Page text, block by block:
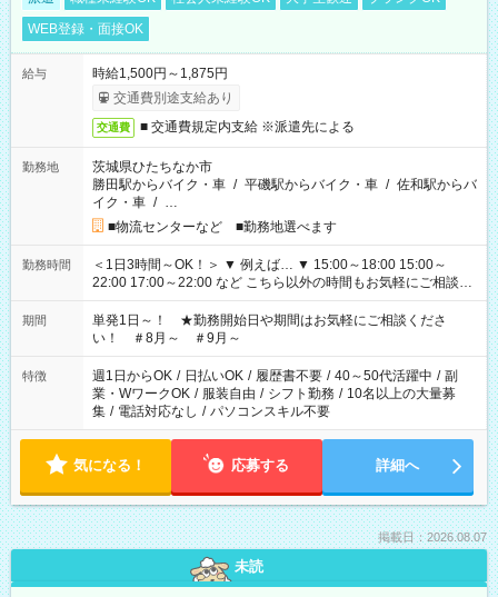
WEB登録・面接OK
給与
時給1,500円～1,875円
交通費別途支給あり
交通費 ■ 交通費規定内支給 ※派遣先による
勤務地
茨城県ひたちなか市
勝田駅からバイク・車 / 平磯駅からバイク・車 / 佐和駅からバ
イク・車 / …
■物流センターなど ■勤務地選べます
勤務時間
＜1日3時間～OK！＞ ▼ 例えば… ▼ 15:00～18:00 15:00～
22:00 17:00～22:00 など こちら以外の時間もお気軽にご相談く
ださい！
期間
単発1日～！ ★勤務開始日や期間はお気軽にご相談くださ
い！ ＃8月～ ＃9月～
特徴 週1日からOK / 日払いOK / 履歴書不要 / 40～50代活躍中 / 副
業・WワークOK / 服装自由 / シフト勤務 / 10名以上の大量募
集 / 電話対応なし / パソコンスキル不要
気になる！ 応募する 詳細へ
掲載日：2026.08.07
未読